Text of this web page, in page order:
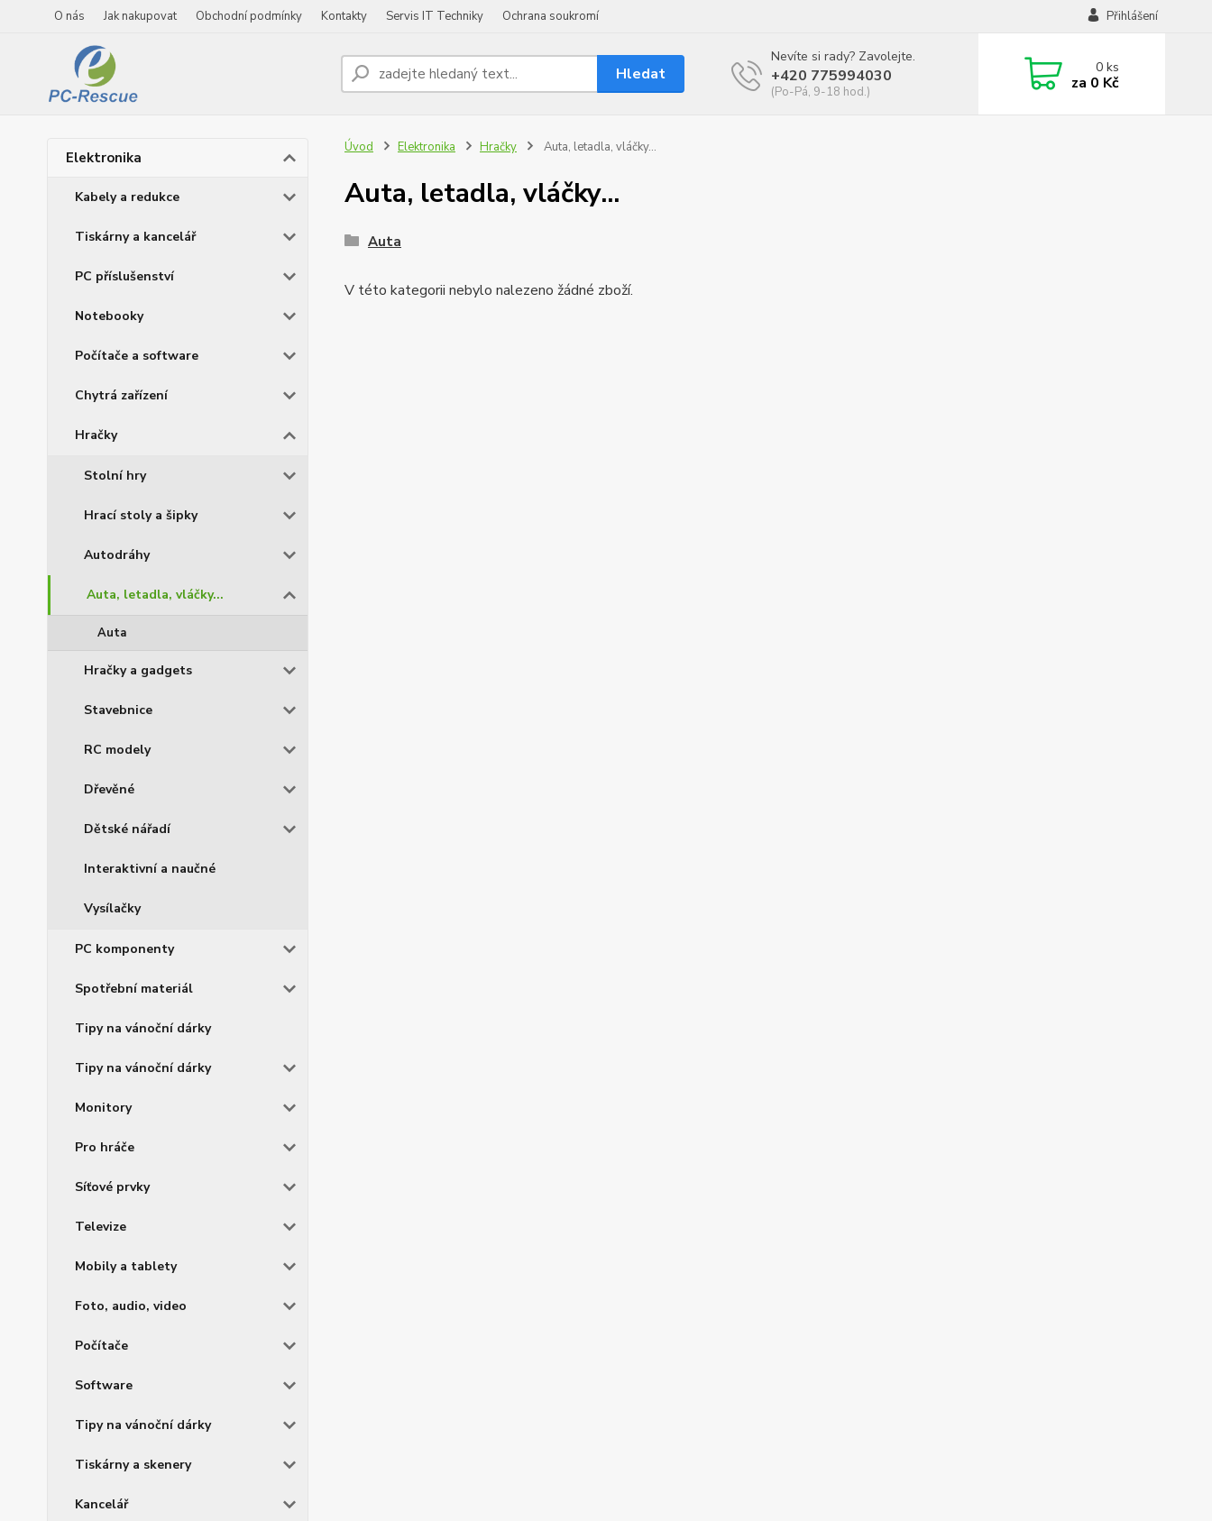
O nás Jak nakupovat Obchodní podmínky Kontakty Servis IT Techniky Ochrana soukromí Přihlášení
Hledat
Nevíte si rady? Zavolejte.
+420 775994030
(Po-Pá, 9-18 hod.)
0ks
za 0 Kč
Elektronika
Kabely a redukce
Tiskárny a kancelář
PC příslušenství
Notebooky
Počítače a software
Chytrá zařízení
Hračky
Stolní hry
Hrací stoly a šipky
Autodráhy
Auta, letadla, vláčky...
Auta
Hračky a gadgets
Stavebnice
RC modely
Dřevěné
Dětské nářadí
Interaktivní a naučné
Vysílačky
PC komponenty
Spotřební materiál
Tipy na vánoční dárky
Tipy na vánoční dárky
Monitory
Pro hráče
Síťové prvky
Televize
Mobily a tablety
Foto, audio, video
Počítače
Software
Tipy na vánoční dárky
Tiskárny a skenery
Kancelář
Úvod Elektronika Hračky Auta, letadla, vláčky...
Auta, letadla, vláčky...
Auta
V této kategorii nebylo nalezeno žádné zboží.